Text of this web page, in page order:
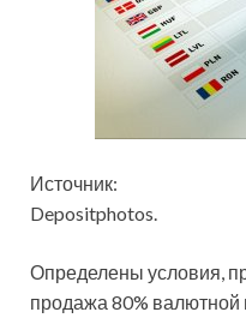
Источник:
Depositphotos.
Определены условия,
продажа 80% валютной